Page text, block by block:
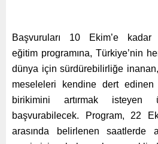
Başvuruları 10 Ekim’e
eğitim programına, Türkiye’nin
dünya için sürdürebilirliğe
meseleleri kendine dert
birikimini artırmak isteyen
başvurabilecek. Program, 22
arasında belirlenen saatlerde